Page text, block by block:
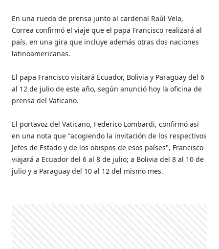
En una rueda de prensa junto al cardenal Raúl Vela,
Correa confirmó el viaje que el papa Francisco realizará al
país, en una gira que incluye además otras dos naciones
latinoamericanas.
El papa Francisco visitará Ecuador, Bolivia y Paraguay del 6
al 12 de julio de este año, según anunció hoy la oficina de
prensa del Vaticano.
El portavoz del Vaticano, Federico Lombardi, confirmó así
en una nota que "acogiendo la invitación de los respectivos
Jefes de Estado y de los obispos de esos países", Francisco
viajará a Ecuador del 6 al 8 de julio; a Bolivia del 8 al 10 de
julio y a Paraguay del 10 al 12 del mismo mes.